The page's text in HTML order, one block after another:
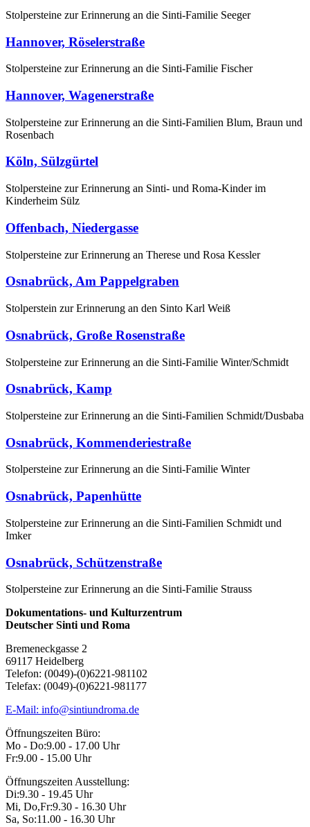
Stolpersteine zur Erinnerung an die Sinti-Familie Seeger
Hannover, Röselerstraße
Stolpersteine zur Erinnerung an die Sinti-Familie Fischer
Hannover, Wagenerstraße
Stolpersteine zur Erinnerung an die Sinti-Familien Blum, Braun und
Rosenbach
Köln, Sülzgürtel
Stolpersteine zur Erinnerung an Sinti- und Roma-Kinder im
Kinderheim Sülz
Offenbach, Niedergasse
Stolpersteine zur Erinnerung an Therese und Rosa Kessler
Osnabrück, Am Pappelgraben
Stolperstein zur Erinnerung an den Sinto Karl Weiß
Osnabrück, Große Rosenstraße
Stolpersteine zur Erinnerung an die Sinti-Familie Winter/Schmidt
Osnabrück, Kamp
Stolpersteine zur Erinnerung an die Sinti-Familien Schmidt/Dusbaba
Osnabrück, Kommenderiestraße
Stolpersteine zur Erinnerung an die Sinti-Familie Winter
Osnabrück, Papenhütte
Stolpersteine zur Erinnerung an die Sinti-Familien Schmidt und
Imker
Osnabrück, Schützenstraße
Stolpersteine zur Erinnerung an die Sinti-Familie Strauss
Dokumentations- und Kulturzentrum
Deutscher Sinti und Roma
Bremeneckgasse 2
69117 Heidelberg
Telefon: (0049)-(0)6221-981102
Telefax: (0049)-(0)6221-981177
E-Mail: info@sintiundroma.de
Öffnungszeiten Büro:
Mo - Do:9.00 - 17.00 Uhr
Fr:9.00 - 15.00 Uhr
Öffnungszeiten Ausstellung:
Di:9.30 - 19.45 Uhr
Mi, Do,Fr:9.30 - 16.30 Uhr
Sa, So:11.00 - 16.30 Uhr